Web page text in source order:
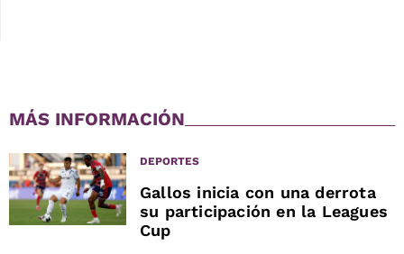
MÁS INFORMACIÓN
DEPORTES
Gallos inicia con una derrota
su participación en la Leagues
Cup